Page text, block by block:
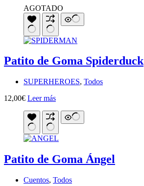
AGOTADO
Patito de Goma Spiderduck
SUPERHEROES, Todos
12,00€ Leer más
Patito de Goma Ángel
Cuentos, Todos